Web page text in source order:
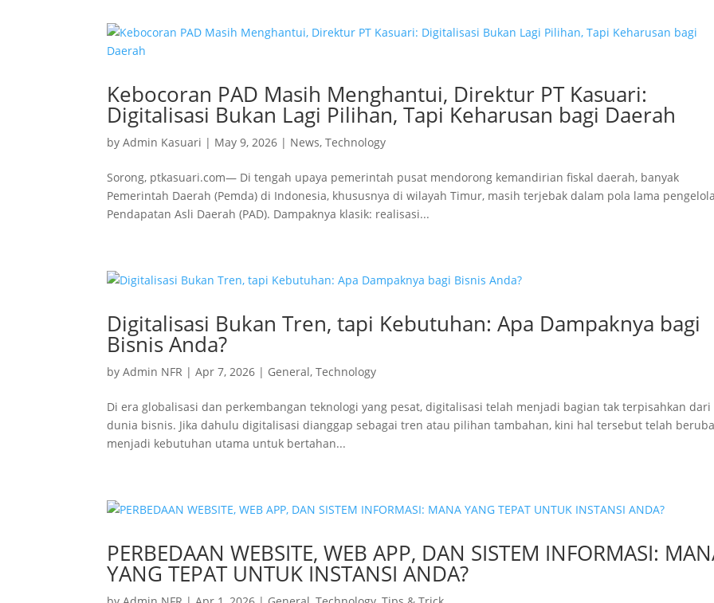
Kebocoran PAD Masih Menghantui, Direktur PT Kasuari:
Digitalisasi Bukan Lagi Pilihan, Tapi Keharusan bagi Daerah
byAdmin Kasuari | May 9, 2026 | News,Technology
Sorong, ptkasuari.com— Di tengah upaya pemerintah pusat mendorong kemandirian fiskal daerah, banyak
Pemerintah Daerah (Pemda) di Indonesia, khususnya di wilayah Timur, masih terjebak dalam pola lama
Pendapatan Asli Daerah (PAD). Dampaknya klasik: realisasi...
Digitalisasi Bukan Tren, tapi Kebutuhan: Apa Dampaknya bagi
Bisnis Anda?
byAdmin NFR |Apr 7, 2026 | General,Technology
Di era globalisasi dan perkembangan teknologi yang pesat, digitalisasi telah menjadi bagian tak terpisahkan dari
dunia bisnis. Jika dahulu digitalisasi dianggap sebagai tren atau pilihan tambahan, kini hal tersebut telah
menjadi kebutuhan utama untuk bertahan...
PERBEDAAN WEBSITE, WEB APP, DAN SISTEM INFORMASI:
YANG TEPAT UNTUK INSTANSI ANDA?